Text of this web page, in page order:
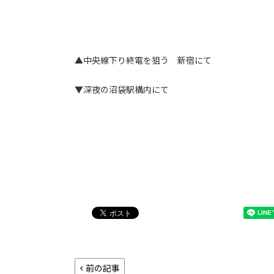
▲中央線下り終電を狙う 新宿にて
▼深夜の沼袋駅構内にて
前の記事